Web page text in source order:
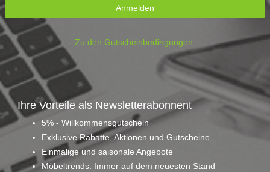
Anmelden
Zu den Gutscheinbedingungen.
Ihre Vorteile als Newsletterabonnent
5% - Willkommensgutschein
Exklusive Rabatte, Aktionen und Gutscheine
Einmalige und saisonale Angebote
Möbeltrends: Immer auf dem neuesten Stand